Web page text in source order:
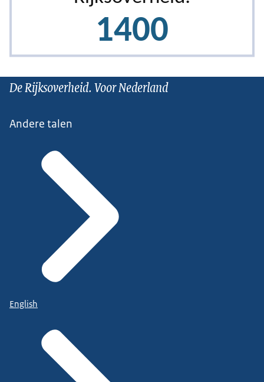
De Rijksoverheid. Voor Nederland
Andere talen
English